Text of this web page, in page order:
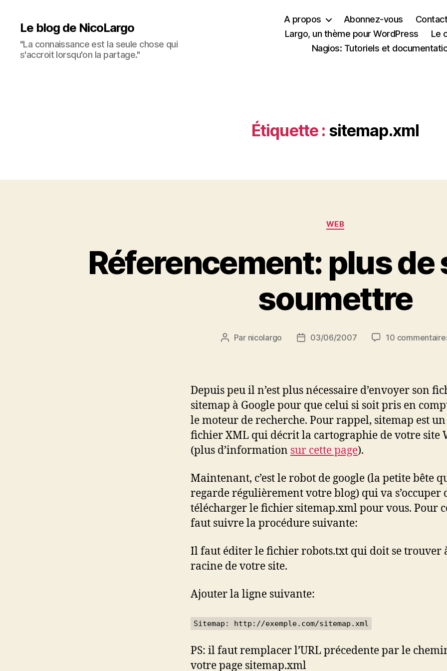
Le blog de NicoLargo
"La connaissance est la seule chose qui
s'accroit lorsqu'on la partage."
A propos Abonnez-vous Contact
Largo, un thème pour WordPress
Le
Nagios: Tutoriels et
Étiquette : sitemap.xml
Catégories
WEB
Réferencement: plus de
soumettre
Auteur
Par nicolargo
Date03/06/2007 10
Depuis peu il n’est plus nécessaire d’envoyer son
sitemap à Google pour que celui si soit pris en
le moteur de recherche. Pour rappel, sitemap est un
fichier XML qui décrit la cartographie de votre site
(plus d’information sur cette page).
Maintenant, c’est le robot de google (la petite bête
regarde régulièrement votre blog) qui va s’occuper
télécharger le fichier sitemap.xml pour vous. Pour
faut suivre la procédure suivante:
Il faut éditer le fichier robots.txt qui doit se trouver
racine de votre site.
Ajouter la ligne suivante:
Sitemap: http://exemple.com/sitemap.xml
PS: il faut remplacer l’URL précedente par le
votre page sitemap.xml